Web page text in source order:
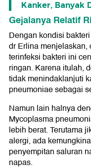
Kanker, Banyak
Gejalanya Relatif
Dengan kondisi
dr Erlina
terinfeksi bakteri ini
ringan. Karena itulah,
tidak menindaklanjuti
pneumoniae sebagai
Namun lain halnya
Mycoplasma
lebih berat. Terutama
alergi, ada
penyempitan saluran
napas.